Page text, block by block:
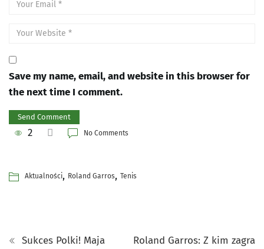
Save my name, email, and website in this browser for
the next time I comment.
2 No Comments
Aktualności, Roland Garros, Tenis
Sukces Polki! Maja
Roland Garros: Z kim zagra